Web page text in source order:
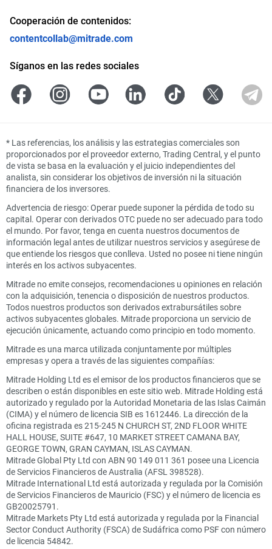
Cooperación de contenidos:
contentcollab@mitrade.com
Síganos en las redes sociales
* Las referencias, los análisis y las estrategias comerciales son
proporcionados por el proveedor externo, Trading Central, y el punto
de vista se basa en la evaluación y el juicio independientes del
analista, sin considerar los objetivos de inversión ni la situación
financiera de los inversores.
Advertencia de riesgo: Operar puede suponer la pérdida de todo su
capital. Operar con derivados OTC puede no ser adecuado para todo
el mundo. Por favor, tenga en cuenta nuestros documentos de
información legal antes de utilizar nuestros servicios y asegúrese de
que entiende los riesgos que conlleva. Usted no posee ni tiene ningún
interés en los activos subyacentes.
Mitrade no emite consejos, recomendaciones u opiniones en relación
con la adquisición, tenencia o disposición de nuestros productos.
Todos nuestros productos son derivados extrabursátiles sobre
activos subyacentes globales. Mitrade proporciona un servicio de
ejecución únicamente, actuando como principio en todo momento.
Mitrade es una marca utilizada conjuntamente por múltiples
empresas y opera a través de las siguientes compañías:
Mitrade Holding Ltd es el emisor de los productos financieros que se
describen o están disponibles en este sitio web. Mitrade Holding está
autorizado y regulado por la Autoridad Monetaria de las Islas Caimán
(CIMA) y el número de licencia SIB es 1612446. La dirección de la
oficina registrada es 215-245 N CHURCH ST, 2ND FLOOR WHITE
HALL HOUSE, SUITE #647, 10 MARKET STREET CAMANA BAY,
GEORGE TOWN, GRAN CAYMAN, ISLAS CAYMAN.
Mitrade Global Pty Ltd con ABN 90 149 011 361 posee una Licencia
de Servicios Financieros de Australia (AFSL 398528).
Mitrade International Ltd está autorizada y regulada por la Comisión
de Servicios Financieros de Mauricio (FSC) y el número de licencia es
GB20025791.
Mitrade Markets Pty Ltd está autorizada y regulada por la Financial
Sector Conduct Authority (FSCA) de Sudáfrica como PSF con número
de licencia 54842.